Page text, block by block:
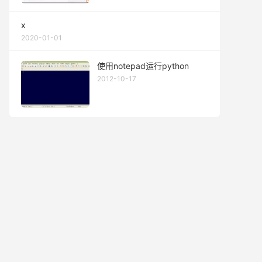
x
2020-01-01
使用notepad运行python
2012-10-17